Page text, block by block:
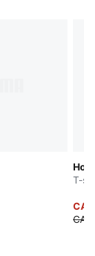
T-